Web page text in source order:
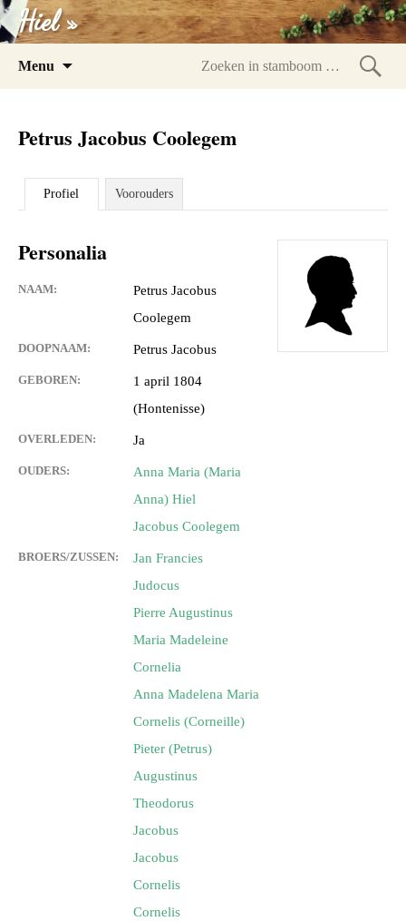
Hiel »
Menu
Petrus Jacobus Coolegem
Profiel Voorouders
Personalia
NAAM:
Petrus Jacobus
Coolegem
DOOPNAAM: Petrus Jacobus
GEBOREN:
1 april 1804
(Hontenisse)
OVERLEDEN: Ja
OUDERS:
Anna Maria (Maria
Anna) Hiel
Jacobus Coolegem
BROERS/ZUSSEN:
Jan Francies
Judocus
Pierre Augustinus
Maria Madeleine
Cornelia
Anna Madelena Maria
Cornelis (Corneille)
Pieter (Petrus)
Augustinus
Theodorus
Jacobus
Jacobus
Cornelis
Cornelis